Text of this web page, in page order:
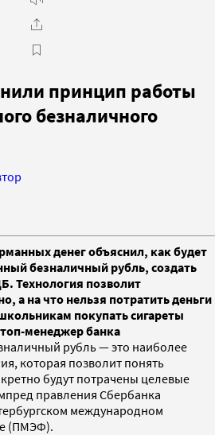
принцип работы
безналичного
денег объяснил, как будет
безналичный рубль, создать
Технология позволит
а на что нельзя потратить деньги
покупать сигареты
менеджер банка
рубль — это наиболее
которая позволит понять
будут потрачены целевые
правления Сбербанка
международном
(ПМЭФ).